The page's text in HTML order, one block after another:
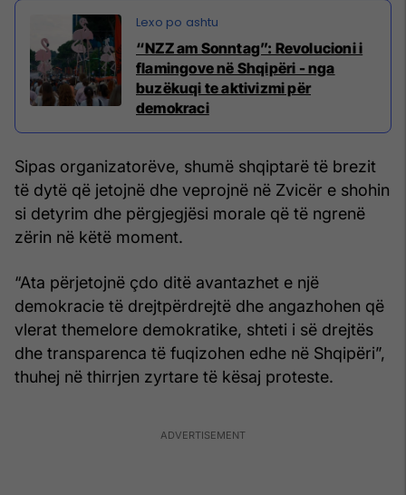
“NZZ am Sonntag”: Revolucioni i
flamingove në Shqipëri - nga
buzëkuqi te aktivizmi për
demokraci
Sipas organizatorëve, shumë shqiptarë të brezit
të dytë që jetojnë dhe veprojnë në Zvicër e shohin
si detyrim dhe përgjegjësi morale që të ngrenë
zërin në këtë moment.
“Ata përjetojnë çdo ditë avantazhet e një
demokracie të drejtpërdrejtë dhe angazhohen që
vlerat themelore demokratike, shteti i së drejtës
dhe transparenca të fuqizohen edhe në Shqipëri”,
thuhej në thirrjen zyrtare të kësaj proteste.